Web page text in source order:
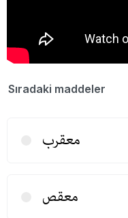
Sıradaki maddeler
معقرب
معقص